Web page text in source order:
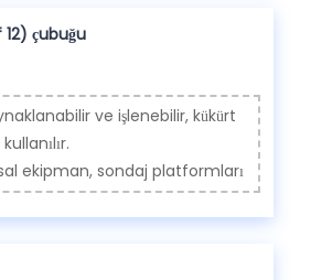
12) çubuğu
ve işlenebilir, kükürt
ekipman, sondaj platformları